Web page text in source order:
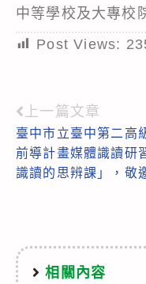
中等學校及大專校
Post Views:
Read
more
articles
上一篇文章
臺中市立臺中第二高
前導計畫媒體識讀研
識讀的思辨課」，敬
相關內容